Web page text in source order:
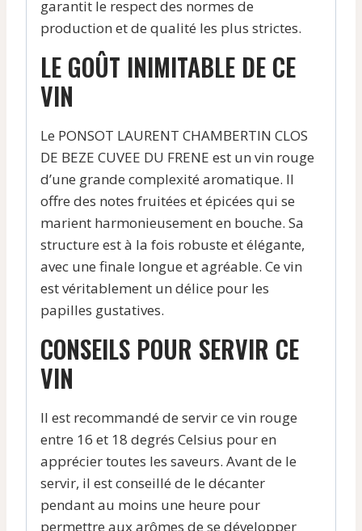
garantit le respect des normes de
production et de qualité les plus strictes.
LE GOÛT INIMITABLE DE CE
VIN
Le PONSOT LAURENT CHAMBERTIN CLOS
DE BEZE CUVEE DU FRENE est un vin rouge
d’une grande complexité aromatique. Il
offre des notes fruitées et épicées qui se
marient harmonieusement en bouche. Sa
structure est à la fois robuste et élégante,
avec une finale longue et agréable. Ce vin
est véritablement un délice pour les
papilles gustatives.
CONSEILS POUR SERVIR CE
VIN
Il est recommandé de servir ce vin rouge
entre 16 et 18 degrés Celsius pour en
apprécier toutes les saveurs. Avant de le
servir, il est conseillé de le décanter
pendant au moins une heure pour
permettre aux arômes de se développer